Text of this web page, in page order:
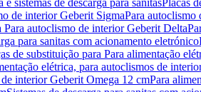
sistemas de descarga para sanitasPlacas
de interior Geberit SigmaPara autoclismo
Para autoclismo de interior Geberit Delta
para sanitas com acionamento eletrónico
de substituição para Para alimentação
elétrica, para autoclismos de
interior Geberit Omega 12 cmPara